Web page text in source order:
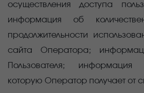
осуществления доступа
информация об
продолжительности
сайта Оператора;
Пользователя; информация
которую Оператор получает от